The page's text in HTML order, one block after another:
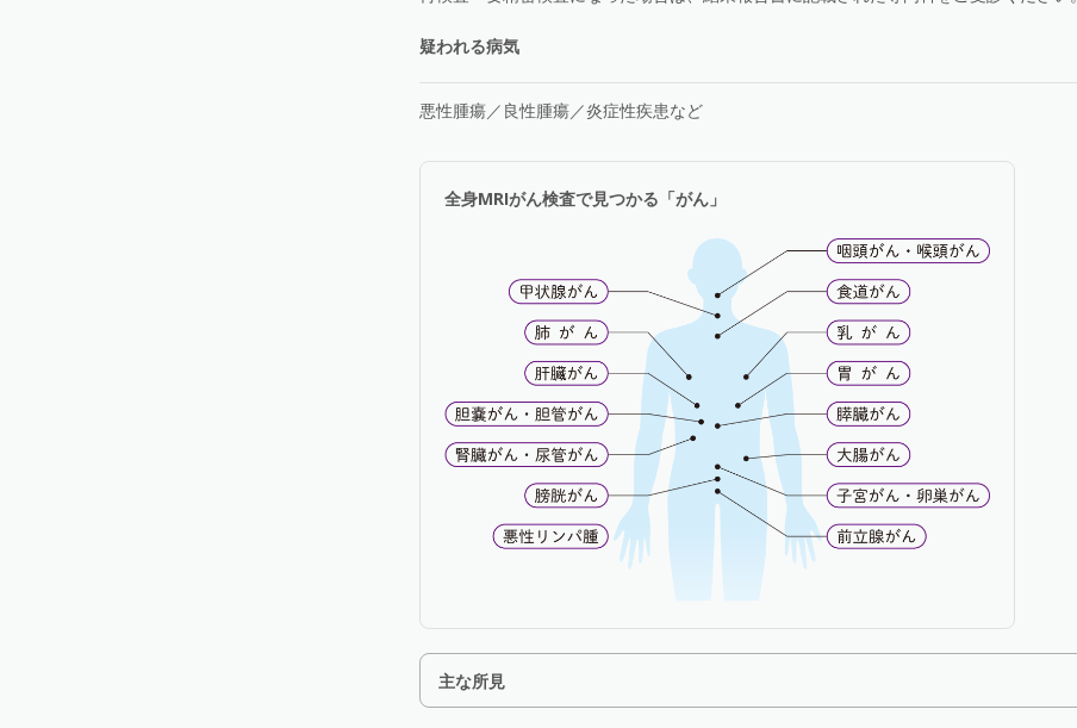
疑われる病気
悪性腫瘍／良性腫瘍／炎症性疾患など
全身MRIがん検査で見つかる「がん」
主な所見